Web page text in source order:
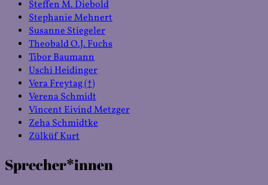
Steffen M. Diebold
Stephanie Mehnert
Susanne Stiegeler
Theobald O.J. Fuchs
Tibor Baumann
Uschi Heidinger
Vera Freytag (†)
Verena Schmidt
Vincent Eivind Metzger
Zeha Schmidtke
Zülküf Kurt
Sprecher*innen